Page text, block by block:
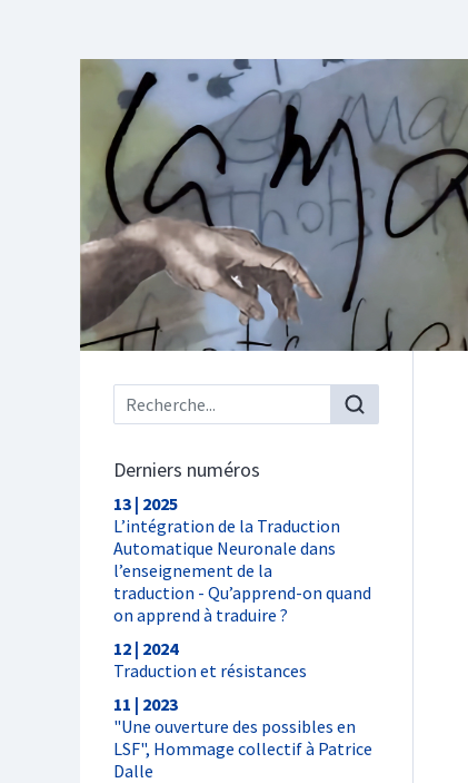
Menu principal
Derniers numéros
13 | 2025
L’intégration de la Traduction
Automatique Neuronale dans
l’enseignement de la
traduction - Qu’apprend-on quand
on apprend à traduire ?
12 | 2024
Traduction et résistances
11 | 2023
"Une ouverture des possibles en
LSF", Hommage collectif à Patrice
Dalle